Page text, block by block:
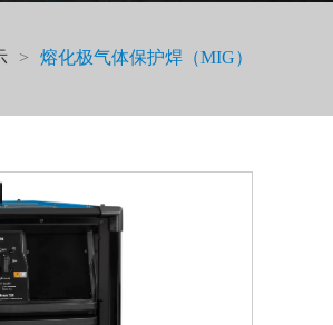
> 熔化极气体保护焊（MIG）